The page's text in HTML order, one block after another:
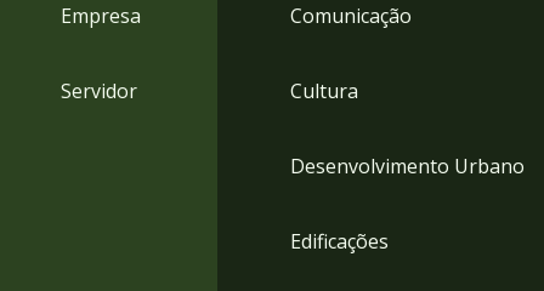
Empresa
Servidor
Comunicação
Cultura
Desenvolvimento Urbano
Edificações